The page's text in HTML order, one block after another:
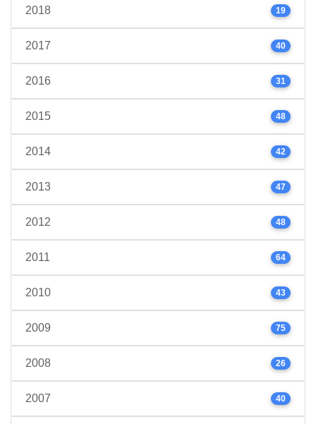
2018 19
2017 40
2016 31
2015 48
2014 42
2013 47
2012 48
2011 64
2010 43
2009 75
2008 26
2007 40